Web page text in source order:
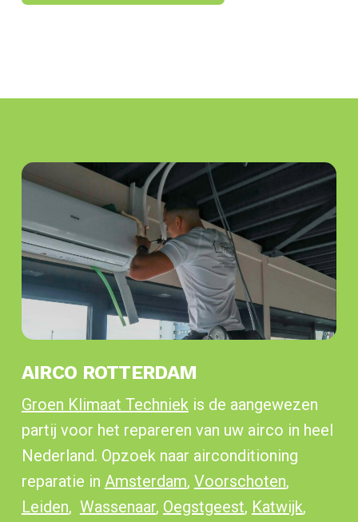
AIRCO ROTTERDAM
Groen Klimaat Techniekis de aangewezen
partij voor het repareren van uw airco in heel
Nederland. Opzoek naar airconditioning
reparatie in Amsterdam, Voorschoten,
Leiden, Wassenaar, Oegstgeest, Katwijk,